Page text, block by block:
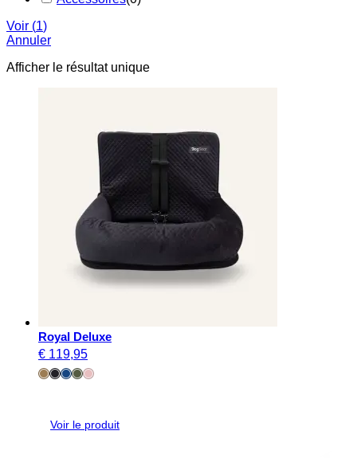
Voir (1)
Annuler
Afficher le résultat unique
Royal Deluxe
€ 119,95
Voir le produit